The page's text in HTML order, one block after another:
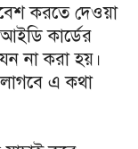
করতে দেওয়া
কার্ডের
না করা হয়।
এ কথা